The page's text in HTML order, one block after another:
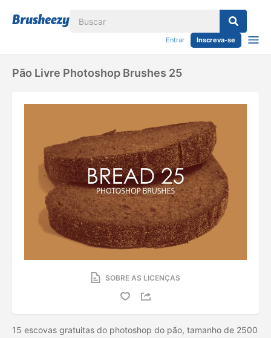
Entrar Inscreva-se
Pão Livre Photoshop Brushes 25
SOBRE AS LICENÇAS
15 escovas gratuitas do photoshop do pão, tamanho de 2500